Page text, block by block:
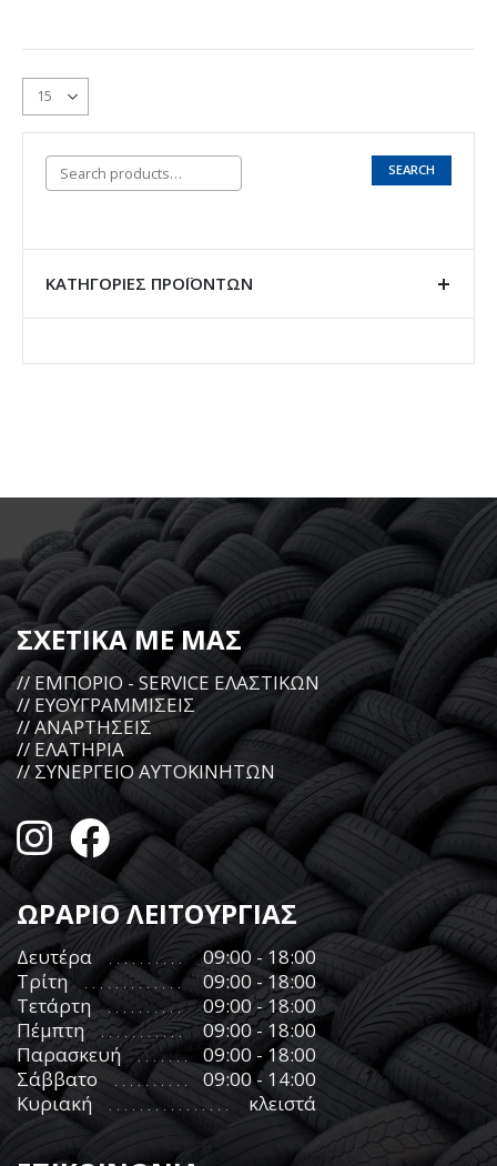
SEARCH
ΚΑΤΗΓΟΡΊΕΣ ΠΡΟΪΌΝΤΩΝ
ΣΧΕΤΙΚΑ ΜΕ ΜΑΣ
// ΕΜΠΟΡΙΟ - SERVICE ΕΛΑΣΤΙΚΩΝ
// ΕΥΘΥΓΡΑΜΜΙΣΕΙΣ
// ΑΝΑΡΤΗΣΕΙΣ
// ΕΛΑΤΗΡΙΑ
// ΣΥΝΕΡΓΕΙΟ ΑΥΤΟΚΙΝΗΤΩΝ
ΩΡΑΡΙΟ ΛΕΙΤΟΥΡΓΙΑΣ
Δευτέρα
09:00 - 18:00
Τρίτη
09:00 - 18:00
Τετάρτη
09:00 - 18:00
Πέμπτη
09:00 - 18:00
Παρασκευή
09:00 - 18:00
Σάββατο
09:00 - 14:00
Κυριακή
κλειστά